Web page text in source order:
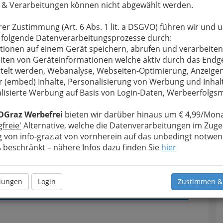
& Verarbeitungen können nicht abgewählt werden.
Zustimmung (Art. 6 Abs. 1 lit. a DSGVO) führen wir und
Datenverarbeitungsprozesse durch:
auf einem Gerät speichern, abrufen und
von Geräteinformationen welche aktiv durch das
werden, Webanalyse, Webseiten-Optimierung,
(embed) Inhalte, Personalisierung von Werbung und
Werbung auf Basis von Login-Daten,
Werbefrei bieten wir darüber hinaus um € 4,99/
Alternative, welche die Datenverarbeitungen im
von info-graz.at von vornherein auf das unbedingt
beschränkt – nähere Infos dazu finden Sie hier
Login Zustimmen
bewahren, verwenden wir an dieser Stelle zur
Ihre Nachricht wird nach dem Absenden
Anko-Schaman weitergeleitet.
Meine Nachricht
Meine Nachricht senden